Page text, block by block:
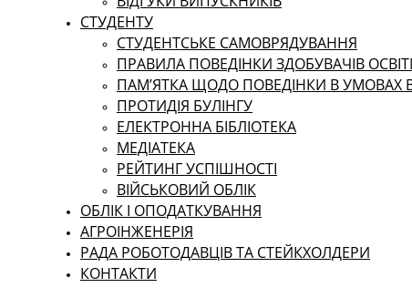
СТУДЕНТУ
CТУДЕНТСЬКЕ САМОВРЯДУВАННЯ
ПРАВИЛА ПОВЕДІНКИ ЗДОБУВАЧІВ
ПАМ’ЯТКА ЩОДО ПОВЕДІНКИ В УМОВАХ
ПРОТИДІЯ БУЛІНГУ
ЕЛЕКТРОННА БІБЛІОТЕКА
МЕДІАТЕКА
РЕЙТИНГ УСПІШНОСТІ
ВІЙСЬКОВИЙ ОБЛІК
ОБЛІК І ОПОДАТКУВАННЯ
АГРОІНЖЕНЕРІЯ
РАДА РОБОТОДАВЦІВ ТА СТЕЙКХОЛДЕРИ
КОНТАКТИ